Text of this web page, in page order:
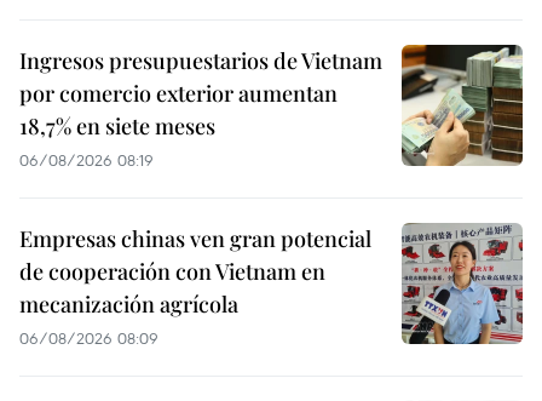
Ingresos presupuestarios de Vietnam
por comercio exterior aumentan
18,7% en siete meses
06/08/2026 08:19
Empresas chinas ven gran potencial
de cooperación con Vietnam en
mecanización agrícola
06/08/2026 08:09